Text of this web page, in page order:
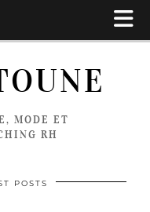
MODE ET
RH
POSTS